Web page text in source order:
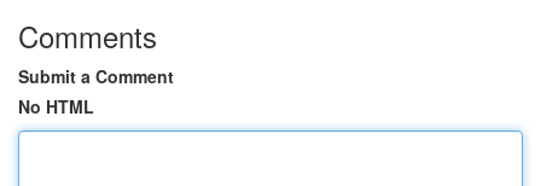
Comments
Submit a Comment
No HTML